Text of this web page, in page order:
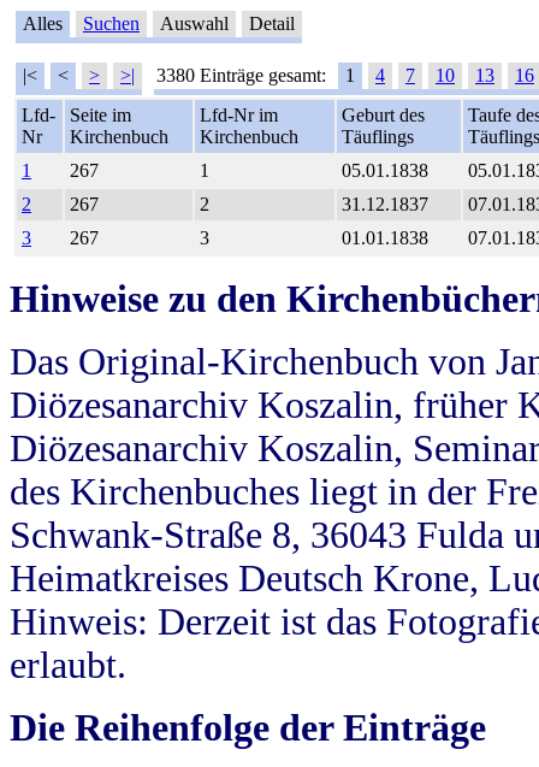
Alles Suchen Auswahl Detail
|< < > >| 3380 Einträge gesamt: 1 4 7 10 13
16
Lfd-
Nr
Seite im
Kirchenbuch
Lfd-Nr im
Kirchenbuch
Geburt des
Täuflings
Taufe
Täuflings
1
267 1 05.01.1838
2
267 2 31.12.1837
3
267 3 01.01.1838
Hinweise zu den
Das Original-Kirchenbuch von
Diözesanarchiv Koszalin, früher
Diözesanarchiv Koszalin,
des Kirchenbuches liegt in der
Schwank-Straße 8, 36043 Fulda
Heimatkreises Deutsch Krone,
Hinweis: Derzeit ist das
erlaubt.
Die Reihenfolge der Einträge